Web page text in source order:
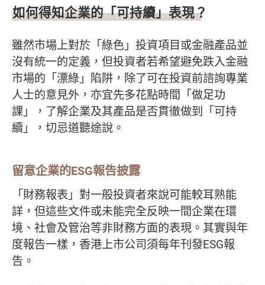
如何得知企業的「可持續」表現？
雖然市場上對於「綠色」投資項目或金融產品並
沒有統一的定義，但投資者若希望避免跌入金融
市場的「漂綠」陷阱，除了可在投資前諮詢專業
人士的意見外，亦宜先多花點時間「做足功
課」，了解企業及其產品是否貫徹做到「可持
續」，切忌道聽途說。
留意企業的ESG報告披露
「財務報表」對一般投資者來說可能較耳熟能
詳，但這些文件或未能完全反映一間企業在環
境、社會及管治等非財務方面的表現。其實與年
度報告一樣，香港上市公司須每年刊發ESG報
告。